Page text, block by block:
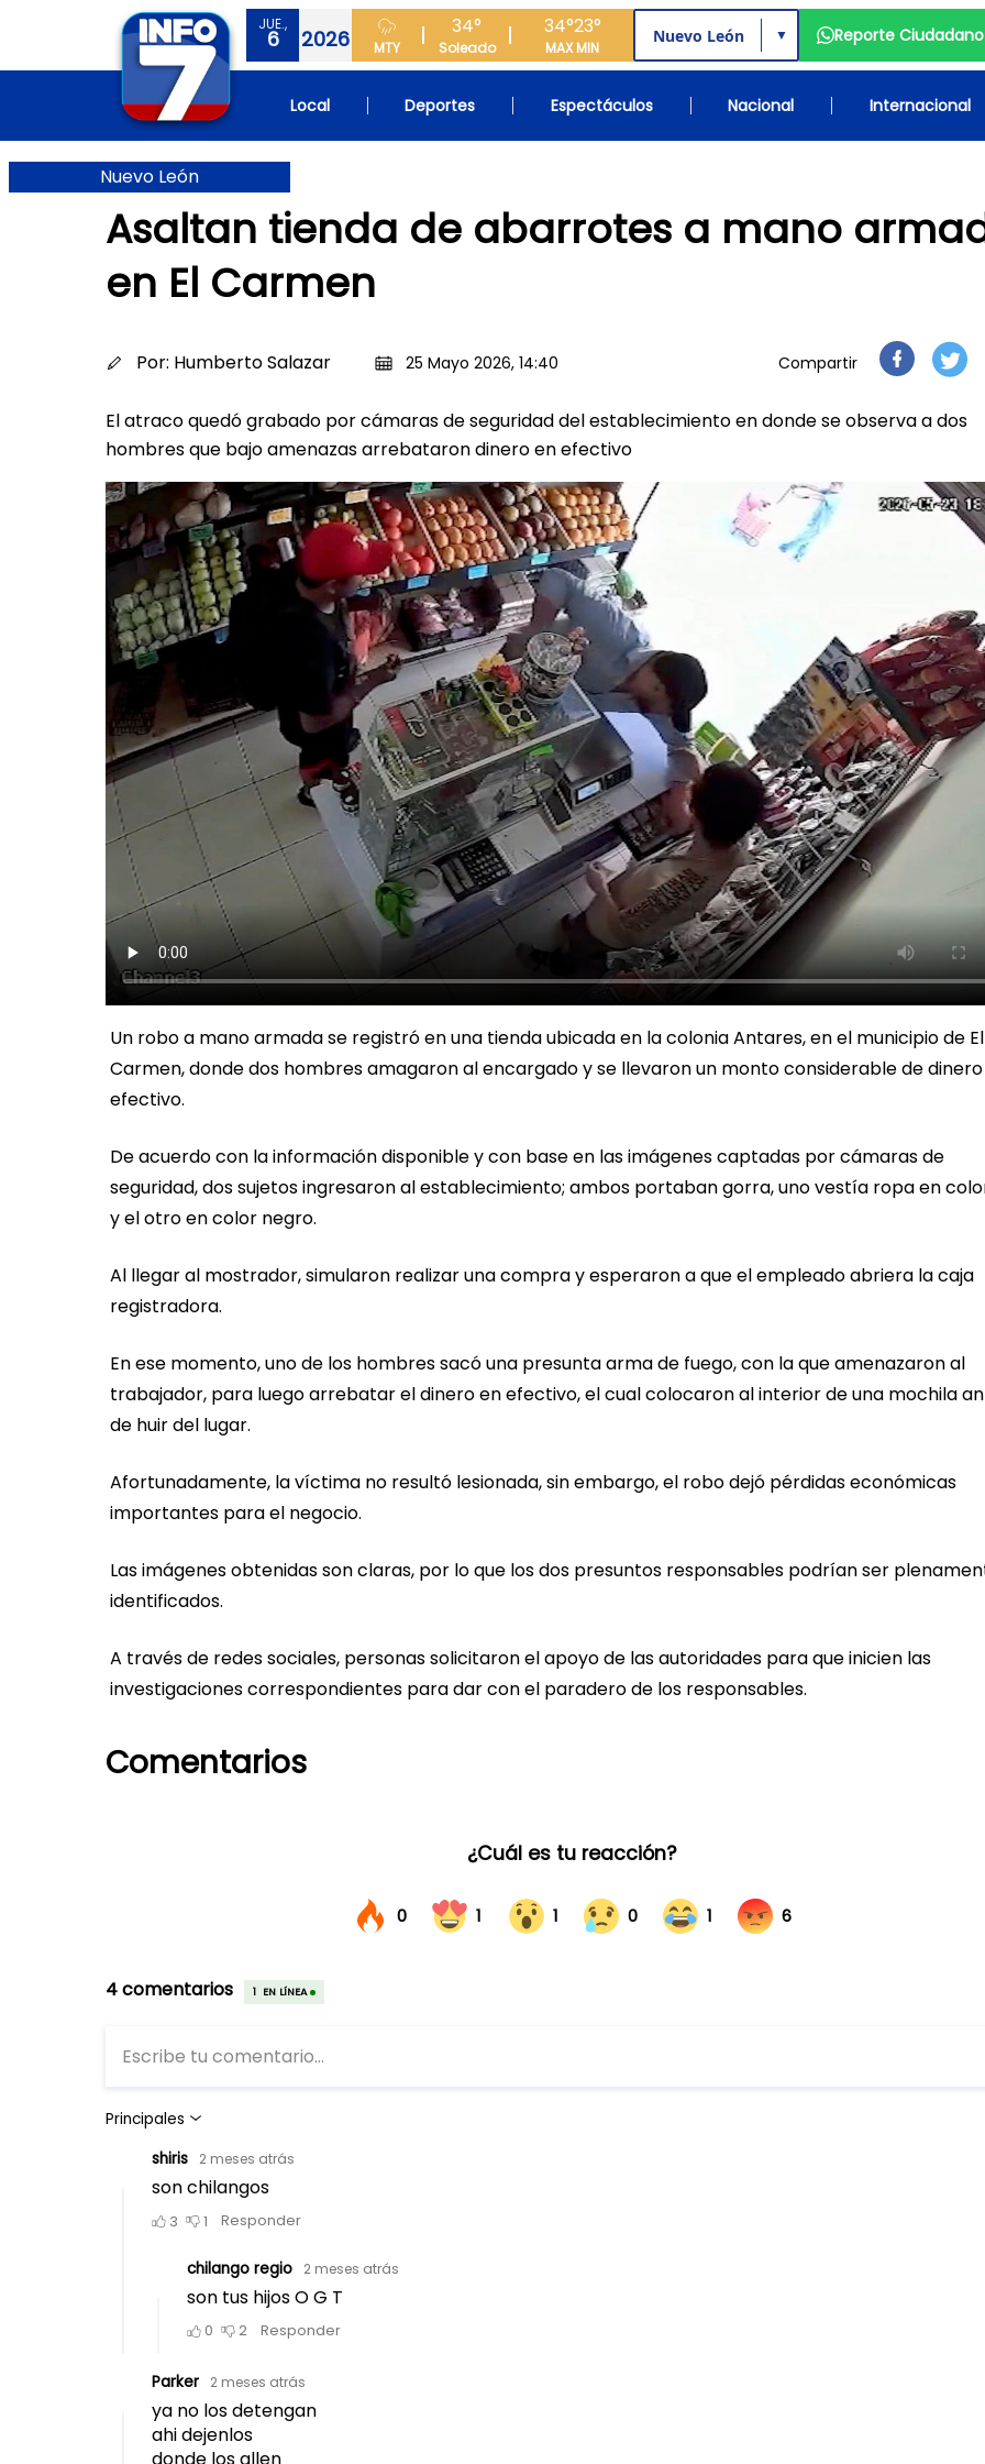
JUE.,
6 2026 MTY
34°
Soleado
34°
MAX
23°
MIN
▼ Reporte Ciudadano
Local Deportes Espectáculos Nacional Internacional
Nuevo León
Asaltan tienda de abarrotes a mano
en El Carmen
Por: Humberto Salazar 25 Mayo 2026, 14:40 Compartir
El atraco quedó grabado por cámaras de seguridad del establecimiento en donde se observa a dos
hombres que bajo amenazas arrebataron dinero en efectivo
Un robo a mano armada se registró en una tienda ubicada en la colonia Antares, en el municipio de El
Carmen, donde dos hombres amagaron al encargado y se llevaron un monto considerable de
efectivo.
De acuerdo con la información disponible y con base en las imágenes captadas por cámaras de
seguridad, dos sujetos ingresaron al establecimiento; ambos portaban gorra, uno vestía ropa en
y el otro en color negro.
Al llegar al mostrador, simularon realizar una compra y esperaron a que el empleado abriera la caja
registradora.
En ese momento, uno de los hombres sacó una presunta arma de fuego, con la que amenazaron al
trabajador, para luego arrebatar el dinero en efectivo, el cual colocaron al interior de una mochila
de huir del lugar.
Afortunadamente, la víctima no resultó lesionada, sin embargo, el robo dejó pérdidas económicas
importantes para el negocio.
Las imágenes obtenidas son claras, por lo que los dos presuntos responsables podrían ser
identificados.
A través de redes sociales, personas solicitaron el apoyo de las autoridades para que inicien las
investigaciones correspondientes para dar con el paradero de los responsables.
Comentarios